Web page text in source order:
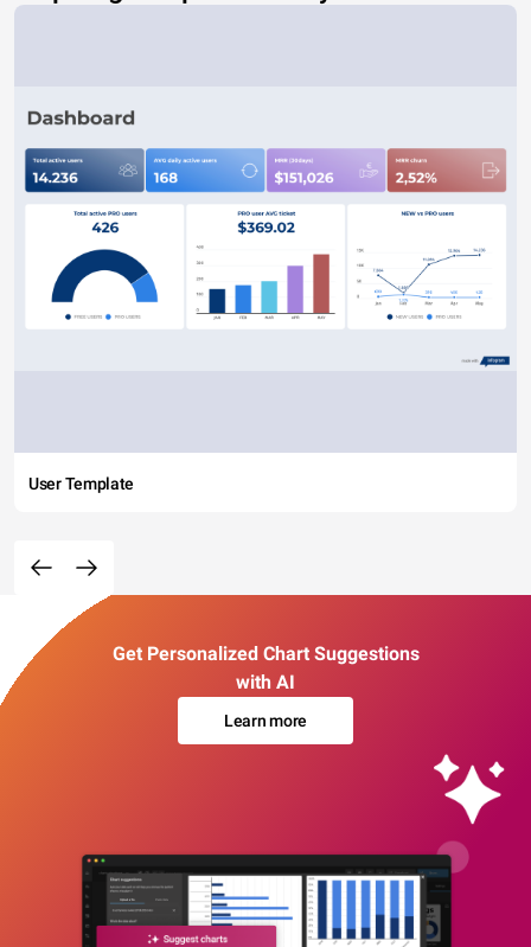
User Template
Get Personalized Chart Suggestions
with AI
Learn more